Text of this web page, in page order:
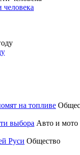
человека
на топливе
выбора Авто и мото
Руси Общество